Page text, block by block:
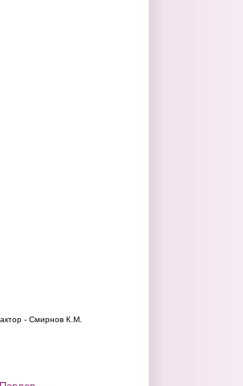
- Смирнов К.М.